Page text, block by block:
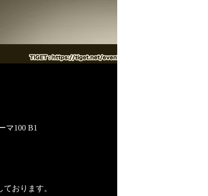
マ100 B1
おります。